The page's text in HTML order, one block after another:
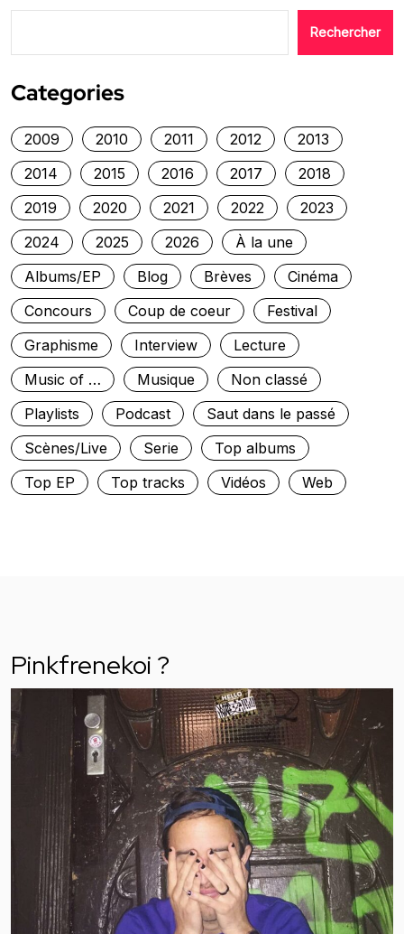
Rechercher
Categories
2009 2010 2011 2012
2013
2014
2015 2016 2017
2018
2019
2020 2021 2022
2023
2024
2025 2026
À la une
Albums/EP
Blog Brèves
Cinéma
Concours
Coup de coeur
Festival
Graphisme
Interview
Lecture
Music of …
Musique
Non classé
Playlists
Podcast
Saut dans le passé
Scènes/Live
Serie
Top albums
Top EP
Top tracks Vidéos Web
Pinkfrenekoi ?